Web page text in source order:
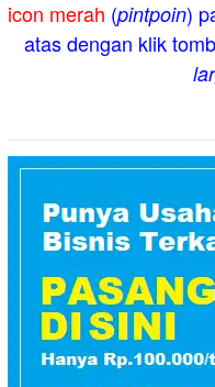
icon merah (pintpoin)
atas dengan klik